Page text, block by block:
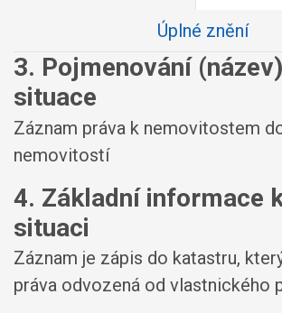
Úplné znění
3. Pojmenování
situace
Záznam práva k nemovitostem
nemovitostí
4. Základní informace
situaci
Záznam je zápis do katastru,
práva odvozená od vlastnického